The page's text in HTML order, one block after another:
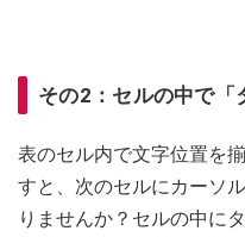
その2：セルの中で「
表のセル内で文字位置を
すと、次のセルにカーソ
りませんか？セルの中に